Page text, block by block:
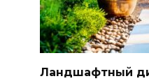
Ландшафтный